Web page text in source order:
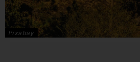
Pixabay